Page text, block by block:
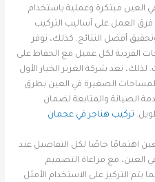
مبتكرة وعملية باستخدام
فرق العمل على أساليب التركيب
أفضل النتائج. كذلك، توفر
الفردية لكل عميل مع الحفاظ على
تعد شركة الغرير الخيار الأول
الصغيرة في العين بطرق
الصيانة والمتابعة لضمان
تركيب هناجر في عجمان
اهتمامًا خاصًا لكل التفاصيل عند
مع مراعاة التصميم
يتم التركيز على الاستخدام الأمثل